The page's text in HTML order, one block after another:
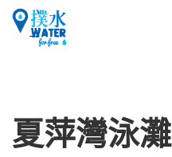
下載應用
網誌
夏萍灣泳灘